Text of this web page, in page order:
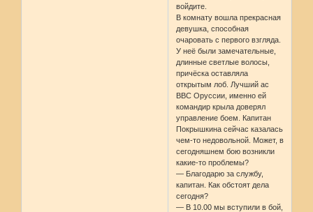
войдите.
В комнату вошла прекрасная
девушка, способная
очаровать с первого взгляда.
У неё были замечательные,
длинные светлые волосы,
причёска оставляла
открытым лоб. Лучший ас
ВВС Оруссии, именно ей
командир крыла доверял
управление боем. Капитан
Покрышкина сейчас казалась
чем-то недовольной. Может, в
сегодняшнем бою возникли
какие-то проблемы?
— Благодарю за службу,
капитан. Как обстоят дела
сегодня?
— В 10.00 мы вступили в бой,